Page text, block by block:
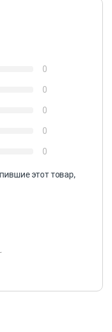
0
0
0
0
0
этот товар,